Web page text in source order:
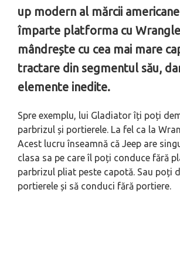
up modern al mărcii
împarte platforma cu
mândrește cu cea mai mare
tractare din segmentul său,
elemente inedite.
Spre exemplu, lui Gladiator îți poți
parbrizul și portierele. La fel ca la
Acest lucru înseamnă că Jeep are
clasa sa pe care îl poți conduce fără
parbrizul pliat peste capotă. Sau poți
portierele și să conduci fără portiere.